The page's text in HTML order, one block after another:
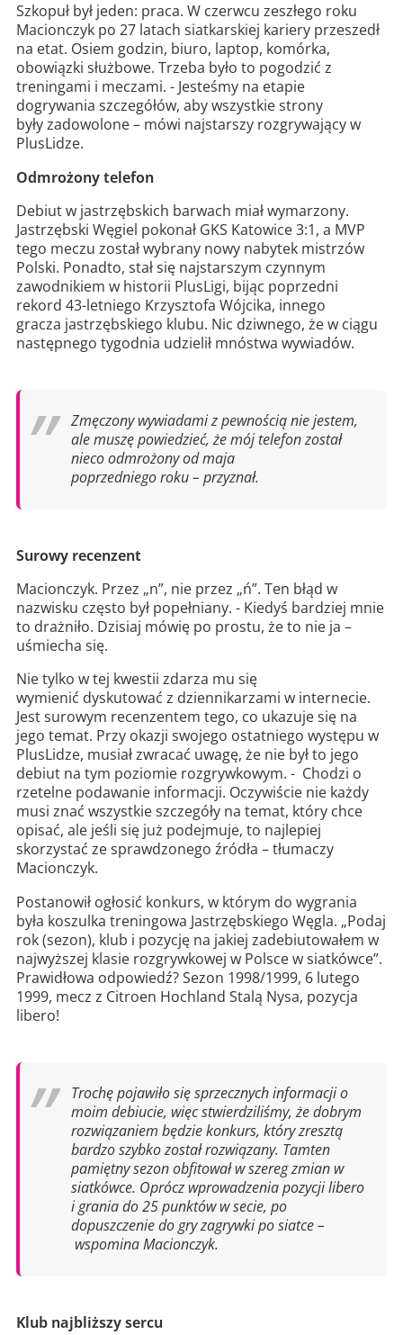
Szkopuł był jeden: praca. W czerwcu zeszłego roku
Macionczyk po 27 latach siatkarskiej kariery przeszedł
na etat. Osiem godzin, biuro, laptop, komórka,
obowiązki służbowe. Trzeba było to pogodzić z
treningami i meczami. - Jesteśmy na etapie
dogrywania szczegółów, aby wszystkie strony
były zadowolone – mówi najstarszy rozgrywający w
PlusLidze.
Odmrożony telefon
Debiut w jastrzębskich barwach miał wymarzony.
Jastrzębski Węgiel pokonał GKS Katowice 3:1, a MVP
tego meczu został wybrany nowy nabytek mistrzów
Polski. Ponadto, stał się najstarszym czynnym
zawodnikiem w historii PlusLigi, bijąc poprzedni
rekord 43-letniego Krzysztofa Wójcika, innego
gracza jastrzębskiego klubu. Nic dziwnego, że w ciągu
następnego tygodnia udzielił mnóstwa wywiadów.
Zmęczony wywiadami z pewnością nie jestem,
ale muszę powiedzieć, że mój telefon został
nieco odmrożony od maja
poprzedniego roku – przyznał.
Surowy recenzent
Macionczyk. Przez „n”, nie przez „ń”. Ten błąd w
nazwisku często był popełniany. - Kiedyś bardziej mnie
to drażniło. Dzisiaj mówię po prostu, że to nie ja –
uśmiecha się.
Nie tylko w tej kwestii zdarza mu się
wymienić dyskutować z dziennikarzami w internecie.
Jest surowym recenzentem tego, co ukazuje się na
jego temat. Przy okazji swojego ostatniego występu w
PlusLidze, musiał zwracać uwagę, że nie był to jego
debiut na tym poziomie rozgrywkowym. - Chodzi o
rzetelne podawanie informacji. Oczywiście nie każdy
musi znać wszystkie szczegóły na temat, który chce
opisać, ale jeśli się już podejmuje, to najlepiej
skorzystać ze sprawdzonego źródła – tłumaczy
Macionczyk.
Postanowił ogłosić konkurs, w którym do wygrania
była koszulka treningowa Jastrzębskiego Węgla. „Podaj
rok (sezon), klub i pozycję na jakiej zadebiutowałem w
najwyższej klasie rozgrywkowej w Polsce w siatkówce”.
Prawidłowa odpowiedź? Sezon 1998/1999, 6 lutego
1999, mecz z Citroen Hochland Stalą Nysa, pozycja
libero!
Trochę pojawiło się sprzecznych informacji o
moim debiucie, więc stwierdziliśmy, że dobrym
rozwiązaniem będzie konkurs, który zresztą
bardzo szybko został rozwiązany. Tamten
pamiętny sezon obfitował w szereg zmian w
siatkówce. Oprócz wprowadzenia pozycji libero
i grania do 25 punktów w secie, po
dopuszczenie do gry zagrywki po siatce –
wspomina Macionczyk.
Klub najbliższy sercu